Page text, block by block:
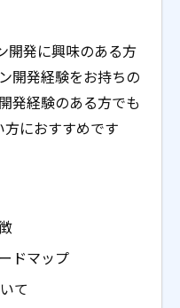
開発に興味のある方
開発経験をお持ちの
発経験のある方でも
におすすめです
ドマップ
て